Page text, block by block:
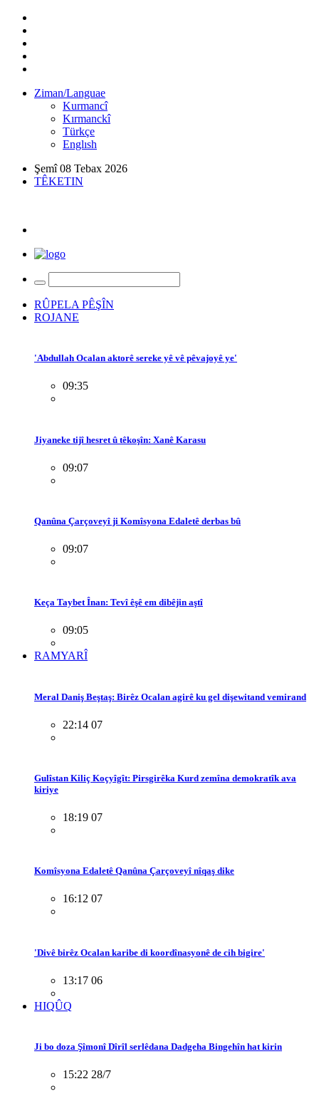
Ziman/Languae
Kurmancî
Kırmanckî
Türkçe
Englısh
Şemî 08 Tebax 2026
TÊKETIN
RÛPELA PÊŞÎN
ROJANE
'Abdullah Ocalan aktorê sereke yê vê pêvajoyê ye'
09:35
Jiyaneke tijî hesret û têkoşîn: Xanê Karasu
09:07
Qanûna Çarçoveyî ji Komîsyona Edaletê derbas bû
09:07
Keça Taybet Înan: Tevî êşê em dibêjin aştî
09:05
RAMYARÎ
Meral Daniş Beştaş: Birêz Ocalan agirê ku gel dişewitand vemirand
22:14 07
Gulîstan Kiliç Koçyîgît: Pirsgirêka Kurd zemîna demokratîk ava
kiriye
18:19 07
Komîsyona Edaletê Qanûna Çarçoveyî nîqaş dike
16:12 07
'Divê birêz Ocalan karibe di koordînasyonê de cih bigire'
13:17 06
HIQÛQ
Ji bo doza Şîmonî Dîrîl serlêdana Dadgeha Bingehîn hat kirin
15:22 28/7